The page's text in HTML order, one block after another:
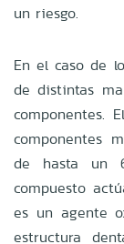
un riesgo.
En el caso de
de distintas
componentes. El
componentes
de hasta un
compuesto
es un agente
estructura